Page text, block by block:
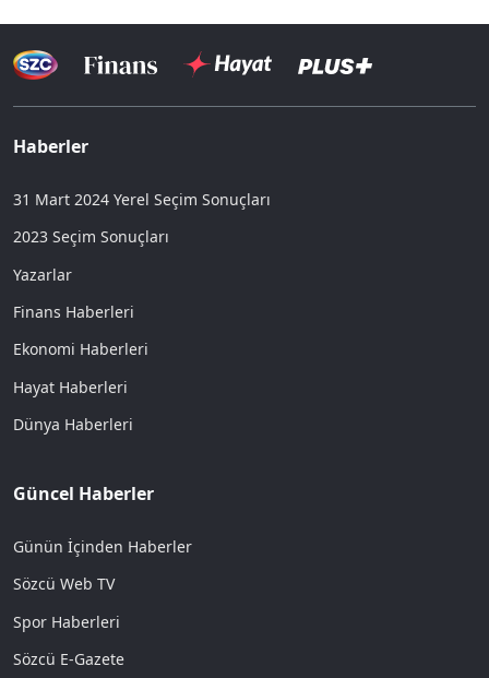
Haberler
31 Mart 2024 Yerel Seçim Sonuçları
2023 Seçim Sonuçları
Yazarlar
Finans Haberleri
Ekonomi Haberleri
Hayat Haberleri
Dünya Haberleri
Güncel Haberler
Günün İçinden Haberler
Sözcü Web TV
Spor Haberleri
Sözcü E-Gazete